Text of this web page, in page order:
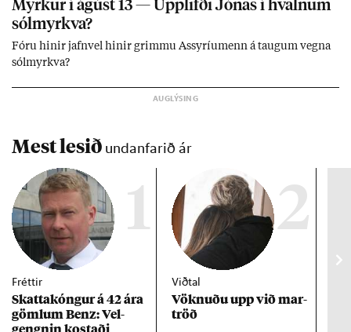
Myrk­ur í ág­úst 13 — Upp­lifði Jón­as í hvaln­um
sól­myrkva?
Fóru hinir jafn­vel hinir grimmu Ass­yríu­menn á taug­um vegna
sól­myrkva?
Mest lesið undanfarið ár
1
Fréttir
Skattakóng­ur á 42 ára
göml­um Benz: Vel­
gengn­in kostaði
2
Viðtal
Vökn­uðu upp við mar­
tröð